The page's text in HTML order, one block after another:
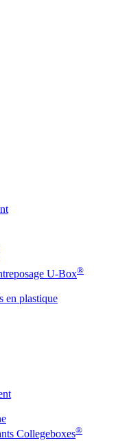
U-Box®
en plastique
Collegeboxes®